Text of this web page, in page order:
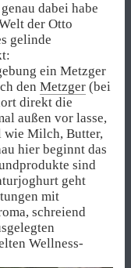
dabei habe
der Otto
gelinde
ein Metzger
den Metzger (bei
direkt die
außen vor lasse,
wie Milch, Butter,
hier beginnt das
sind
geht
mit
schreiend
Wellness-